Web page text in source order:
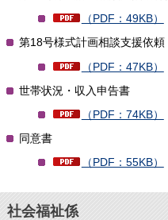
（PDF：49KB）
第18号様式計画相談支援依
（PDF：47KB）
世帯状況・収入申告書
（PDF：74KB）
同意書
（PDF：55KB）
社会福祉係